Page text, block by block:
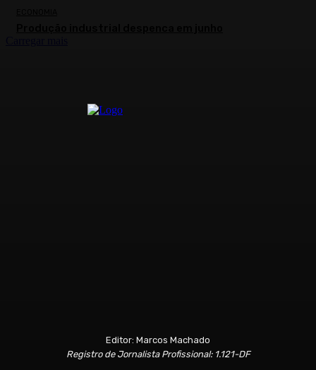
Editor: Marcos Machado
Registro de Jornalista Profissional: 1.121-DF